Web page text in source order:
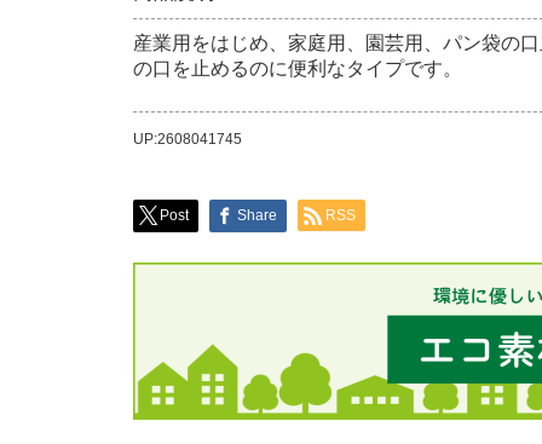
産業用をはじめ、家庭用、園芸用、パン袋の
の口を止めるのに便利なタイプです。
UP:2608041745
Post Share RSS